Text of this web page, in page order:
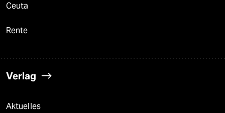
Ceuta
Rente
Verlag
Aktuelles